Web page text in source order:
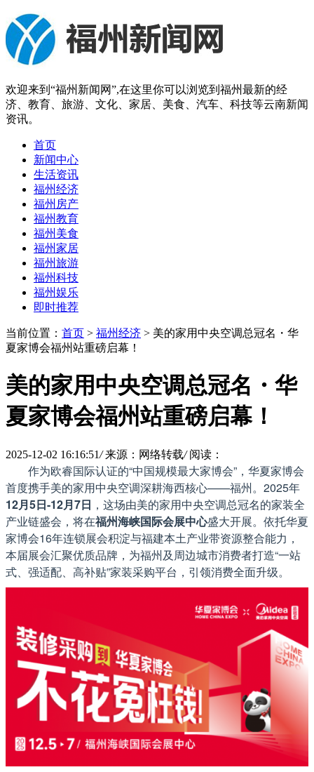
欢迎来到“福州新闻网”,在这里你可以浏览到福州最新的经
济、教育、旅游、文化、家居、美食、汽车、科技等云南新闻
资讯。
首页
新闻中心
生活资讯
福州经济
福州房产
福州教育
福州美食
福州家居
福州旅游
福州科技
福州娱乐
即时推荐
当前位置： 首页 > 福州经济 > 美的家用中央空调总冠名・华
夏家博会福州站重磅启幕！
美的家用中央空调总冠名・华
夏家博会福州站重磅启幕！
2025-12-02 16:16:51/ 来源：网络转载/ 阅读：
作为欧睿国际认证的“中国规模最大家博会”，华夏家博会
首度携手美的家用中央空调深耕海西核心——福州。2025年
12月5日-12月7日 ，这场由美的家用中央空调总冠名的家装全
产业链盛会，将在福州海峡国际会展中心盛大开展。依托华夏
家博会16年连锁展会积淀与福建本土产业带资源整合能力，
本届展会汇聚优质品牌，为福州及周边城市消费者打造“一站
式、强适配、高补贴”家装采购平台，引领消费全面升级。